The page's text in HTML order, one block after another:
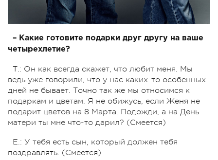
– Какие готовите подарки друг другу на ваше
четырехлетие?
Т.: Он как всегда скажет, что любит меня. Мы
ведь уже говорили, что у нас каких-то особенных
дней не бывает. Точно так же мы относимся к
подаркам и цветам. Я не обижусь, если Женя не
подарит цветов на 8 Марта. Подожди, а на День
матери ты мне что-то дарил? (Смеется)
Е.: У тебя есть сын, который должен тебя
поздравлять. (Смеется)